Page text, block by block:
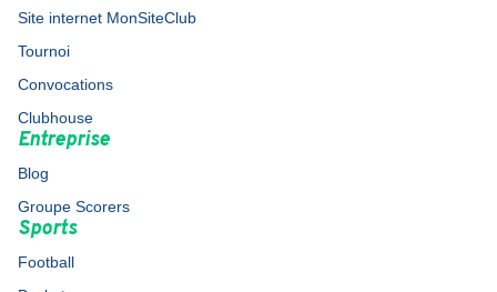
Site internet MonSiteClub
Tournoi
Convocations
Clubhouse
Entreprise
Blog
Groupe Scorers
Sports
Football